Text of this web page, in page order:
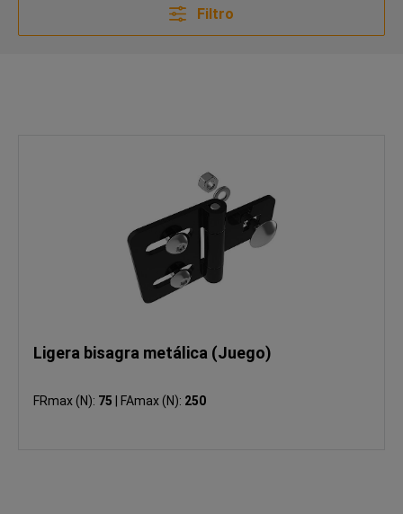
Filtro
Ligera bisagra metálica (Juego)
FRmax (N): 75 FAmax (N): 250